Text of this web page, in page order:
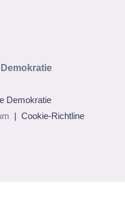
Demokratie
| Cookie-Richtline